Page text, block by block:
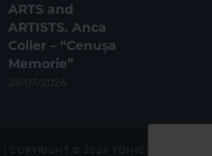
ARTS and
ARTISTS. Anca
Coller – “Cenușa
Memorie”
28/07/2026
| COPYRIGHT © 2026 TONICA GROUP